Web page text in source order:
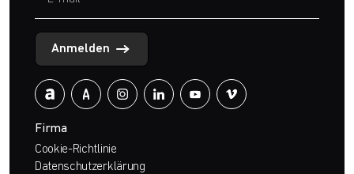
Anmelden
Firma
Cookie-Richtlinie
Datenschutzerklärung